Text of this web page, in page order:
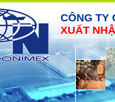
CÔNG TY
XUẤT